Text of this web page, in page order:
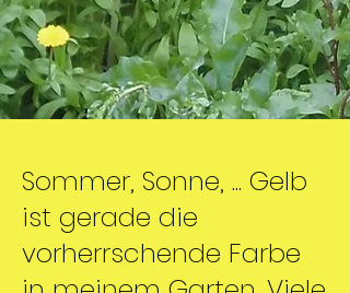
Sommer, Sonne, ... Gelb
ist gerade die
vorherrschende Farbe